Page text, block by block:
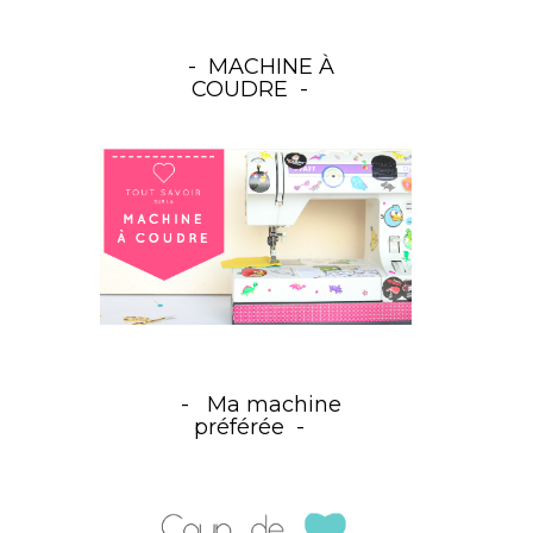
MACHINE À
COUDRE
Ma machine
préférée